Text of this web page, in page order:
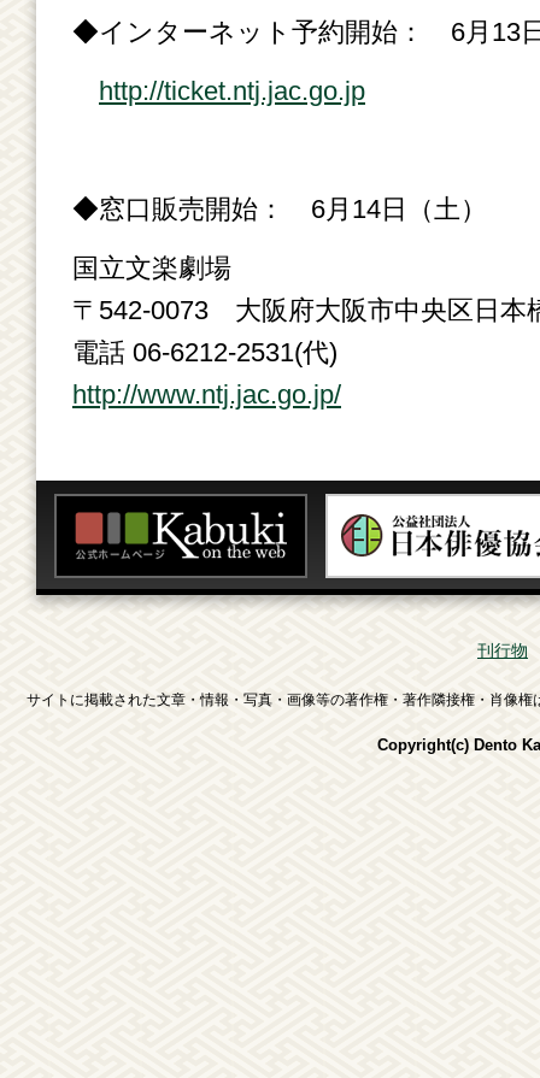
◆インターネット予約開始： 6月13
http://ticket.ntj.jac.go.jp
◆窓口販売開始： 6月14日（土）
国立文楽劇場
〒542-0073 大阪府大阪市中央区日本
電話 06-6212-2531(代)
http://www.ntj.jac.go.jp/
刊行物
サイトに掲載された文章・情報・写真・画像等の著作権・著作隣接権・肖像
Copyright(c) Dento